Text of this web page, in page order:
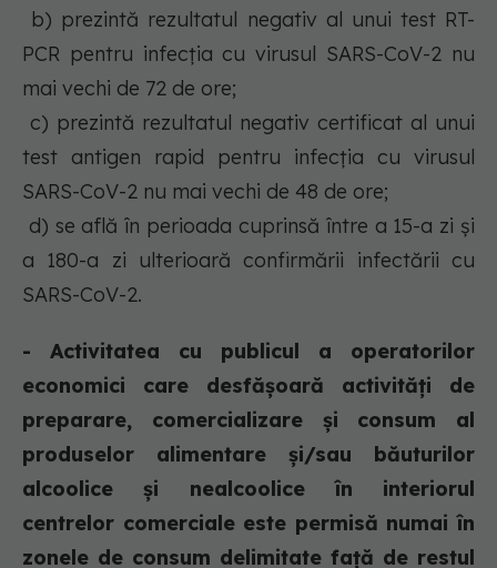
b) prezintă rezultatul negativ al unui test RT-
PCR pentru infecția cu virusul SARS-CoV-2 nu
mai vechi de 72 de ore;
c) prezintă rezultatul negativ certificat al unui
test antigen rapid pentru infecția cu virusul
SARS-CoV-2 nu mai vechi de 48 de ore;
d) se află în perioada cuprinsă între a 15-a zi și
a 180-a zi ulterioară confirmării infectării cu
SARS-CoV-2.
- Activitatea cu publicul a operatorilor
economici care desfășoară activități de
preparare, comercializare și consum al
produselor alimentare și/sau băuturilor
alcoolice și nealcoolice în interiorul
centrelor comerciale este permisă numai în
zonele de consum delimitate față de restul